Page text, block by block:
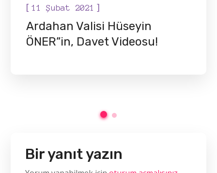
[11 Şubat 2021 ]
Ardahan Valisi Hüseyin
ÖNER”in, Davet Videosu!
Bir yanıt yazın